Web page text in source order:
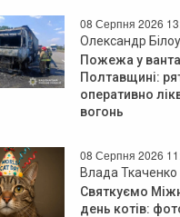
08 Серпня 2026
Олександр
Пожежа у
Полтавщині:
оперативно
вогонь
08 Серпня 2026
Влада Ткаченко
Святкуємо
день котів: